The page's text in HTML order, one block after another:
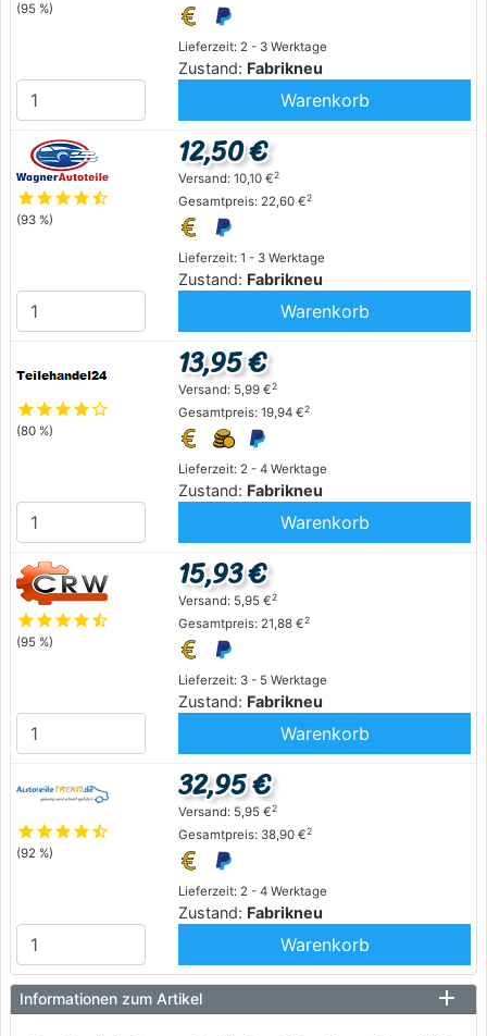
(95 %)
Lieferzeit: 2 - 3 Werktage
Zustand: Fabrikneu
Warenkorb
starstarstarstarstar_half
(93 %)
Lieferzeit: 1 - 3 Werktage
Zustand: Fabrikneu
12,50 €
Versand: 10,10 €2
Gesamtpreis: 22,60 €2
Warenkorb
starstarstarstarstar_outline
(80 %)
Lieferzeit: 2 - 4 Werktage
Zustand: Fabrikneu
13,95 €
Versand: 5,99 €2
Gesamtpreis: 19,94 €2
Warenkorb
starstarstarstarstar_half
(95 %)
Lieferzeit: 3 - 5 Werktage
Zustand: Fabrikneu
15,93 €
Versand: 5,95 €2
Gesamtpreis: 21,88 €2
Warenkorb
starstarstarstarstar_half
(92 %)
Lieferzeit: 2 - 4 Werktage
Zustand: Fabrikneu
32,95 €
Versand: 5,95 €2
Gesamtpreis: 38,90 €2
Warenkorb
Informationen zum Artikel